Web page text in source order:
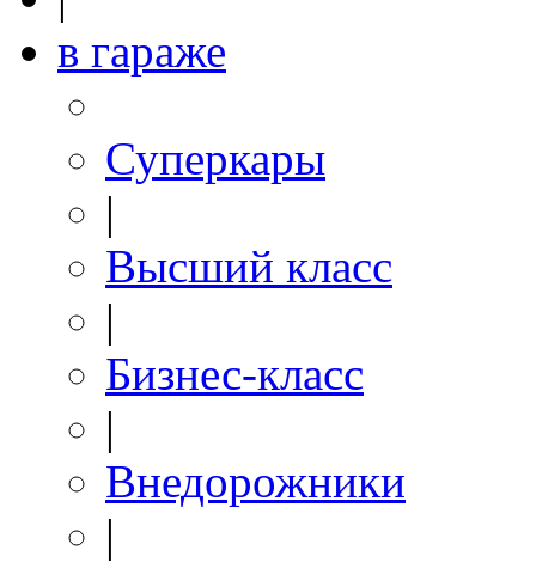
в гараже
Суперкары
|
Высший класс
|
Бизнес-класс
|
Внедорожники
|